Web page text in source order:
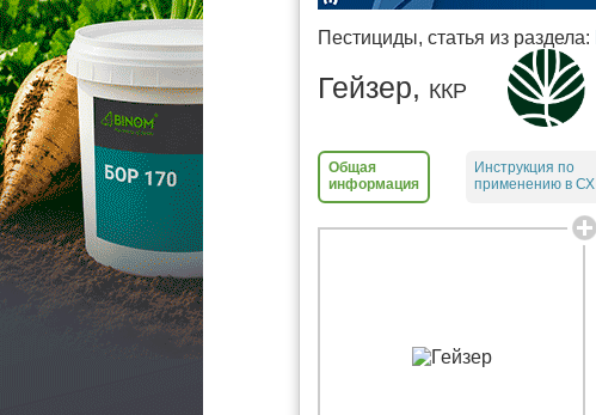
Пестициды, статья из раздела:
Гейзер, ККР
Общая
информация
Инструкция по
применению в СХ